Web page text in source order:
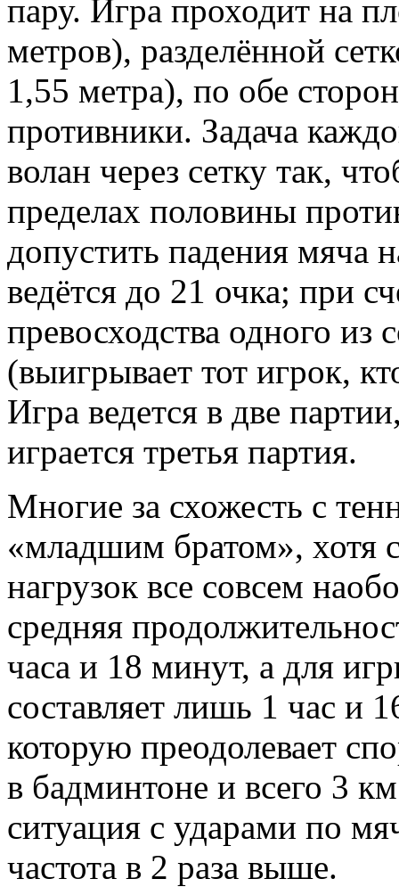
пару. Игра проходит на
метров), разделённой
1,55 метра), по обе
противники. Задача
волан через сетку так,
пределах половины
допустить падения мяча
ведётся до 21 очка; при
превосходства одного из
(выигрывает тот игрок,
Игра ведется в две
играется третья партия.
Многие за схожесть с
«младшим братом», хотя
нагрузок все совсем
средняя
часа и 18 минут, а для
составляет лишь 1 час и
которую преодолевает
в бадминтоне и всего 3
ситуация с ударами по
частота в 2 раза выше.